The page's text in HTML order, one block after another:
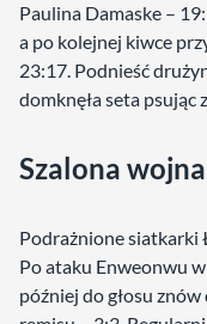
Paulina Damaske –
a po kolejnej kiwce
23:17. Podnieść
domknęła seta psując
Szalona
Podrażnione siatkarki
Po ataku Enweonwu
później do głosu